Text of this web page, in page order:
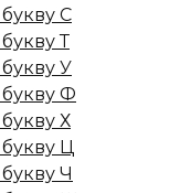
С
Т
У
Ф
Х
Ц
Ч